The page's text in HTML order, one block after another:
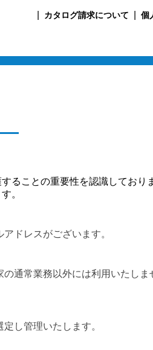
カタログ請求について 個
ることの重要性を認識しており
。
ドレスがございます。
通常業務以外には利用いたしま
し管理いたします。